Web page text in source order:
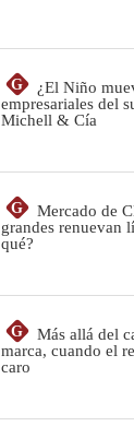
G
¿El Niño
empresariales del
Michell & Cía
G
Mercado de
grandes renuevan
qué?
G
Más allá del
marca, cuando el
caro